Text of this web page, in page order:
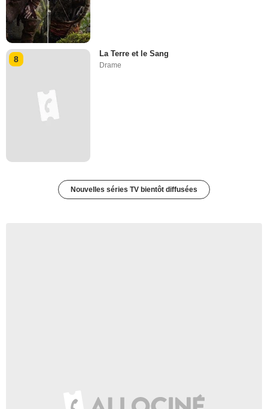
8
La Terre et le Sang
Drame
Nouvelles séries TV bientôt diffusées